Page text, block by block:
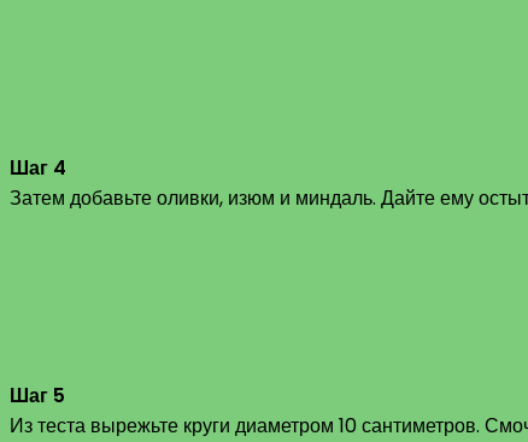
Шаг 4
Затем добавьте оливки, изюм и миндаль. Дайте ему
Шаг 5
Из теста вырежьте круги диаметром 10 сантиметров.